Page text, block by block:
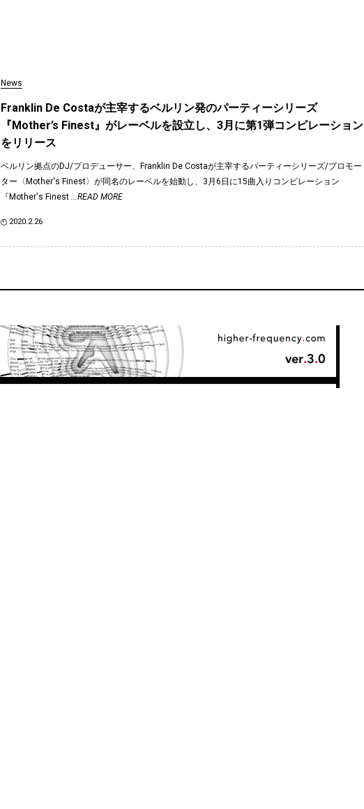
News
Franklin De Costaが主宰するベルリン発のパーティーシリーズ
『Mother’s Finest』がレーベルを設立し、3月に第1弾コンピレーション
をリリース
ベルリン拠点のDJ/プロデューサー、Franklin De Costaが主宰するパーティーシリーズ/プロモー
ター〈Mother's Finest〉が同名のレーベルを始動し、3月6日に15曲入りコンピレーション
『Mother's Finest...READ MORE
2020.2.26